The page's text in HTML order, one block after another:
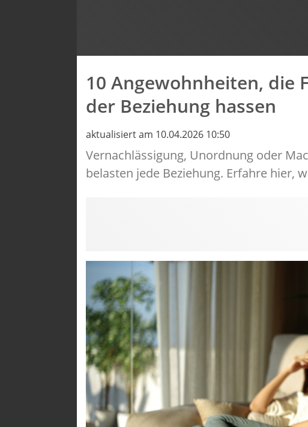
10 Angewohnheiten, die
der Beziehung hassen
aktualisiert am 10.04.2026 10:50
Vernachlässigung, Unordnung oder
belasten jede Beziehung. Erfahre hier,